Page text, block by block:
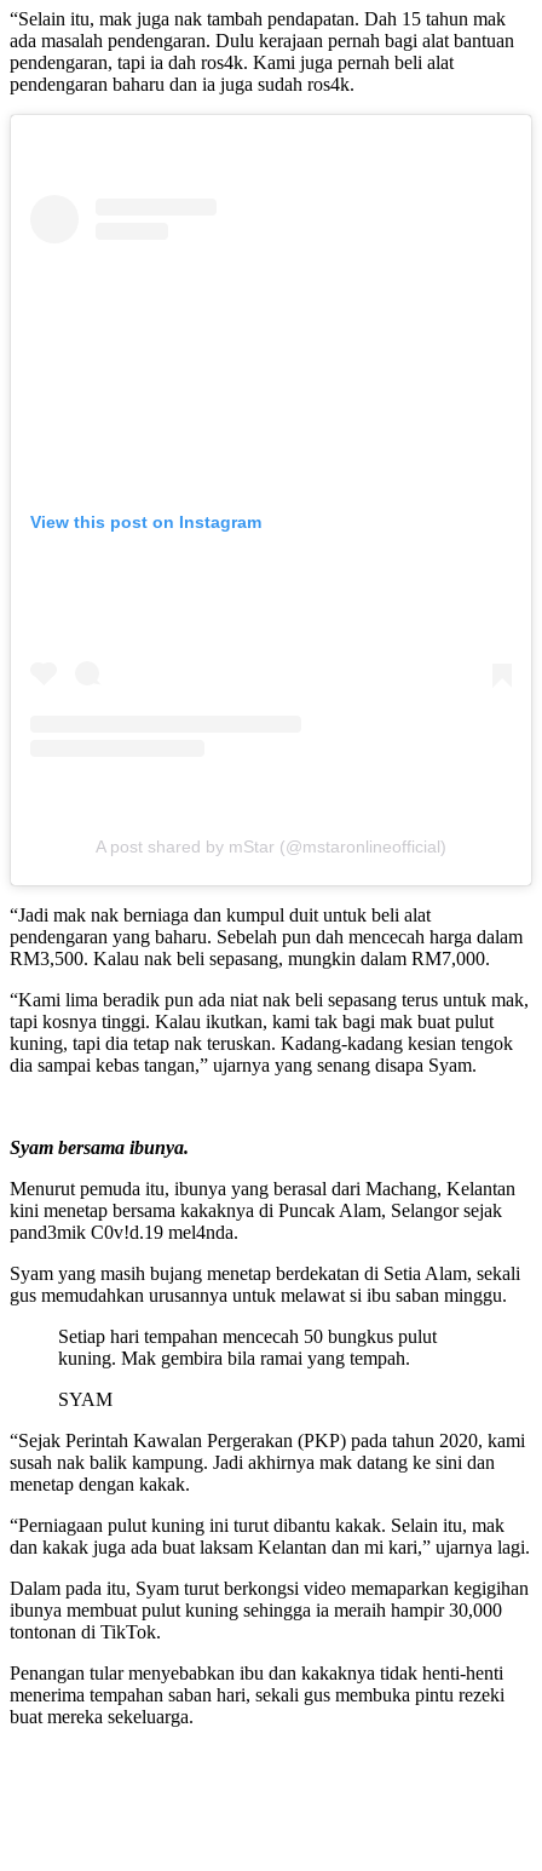
“Selain itu, mak juga nak tambah pendapatan. Dah 15 tahun mak
ada masalah pendengaran. Dulu kerajaan pernah bagi alat bantuan
pendengaran, tapi ia dah ros4k. Kami juga pernah beli alat
pendengaran baharu dan ia juga sudah ros4k.
View this post on Instagram
A post shared by mStar (@mstaronlineofficial)
“Jadi mak nak berniaga dan kumpul duit untuk beli alat
pendengaran yang baharu. Sebelah pun dah mencecah harga dalam
RM3,500. Kalau nak beli sepasang, mungkin dalam RM7,000.
“Kami lima beradik pun ada niat nak beli sepasang terus untuk mak,
tapi kosnya tinggi. Kalau ikutkan, kami tak bagi mak buat pulut
kuning, tapi dia tetap nak teruskan. Kadang-kadang kesian tengok
dia sampai kebas tangan,” ujarnya yang senang disapa Syam.
Syam bersama ibunya.
Menurut pemuda itu, ibunya yang berasal dari Machang, Kelantan
kini menetap bersama kakaknya di Puncak Alam, Selangor sejak
pand3mik C0v!d.19 mel4nda.
Syam yang masih bujang menetap berdekatan di Setia Alam, sekali
gus memudahkan urusannya untuk melawat si ibu saban minggu.
Setiap hari tempahan mencecah 50 bungkus pulut
kuning. Mak gembira bila ramai yang tempah.
SYAM
“Sejak Perintah Kawalan Pergerakan (PKP) pada tahun 2020, kami
susah nak balik kampung. Jadi akhirnya mak datang ke sini dan
menetap dengan kakak.
“Perniagaan pulut kuning ini turut dibantu kakak. Selain itu, mak
dan kakak juga ada buat laksam Kelantan dan mi kari,” ujarnya lagi.
Dalam pada itu, Syam turut berkongsi video memaparkan kegigihan
ibunya membuat pulut kuning sehingga ia meraih hampir 30,000
tontonan di TikTok.
Penangan tular menyebabkan ibu dan kakaknya tidak henti-henti
menerima tempahan saban hari, sekali gus membuka pintu rezeki
buat mereka sekeluarga.